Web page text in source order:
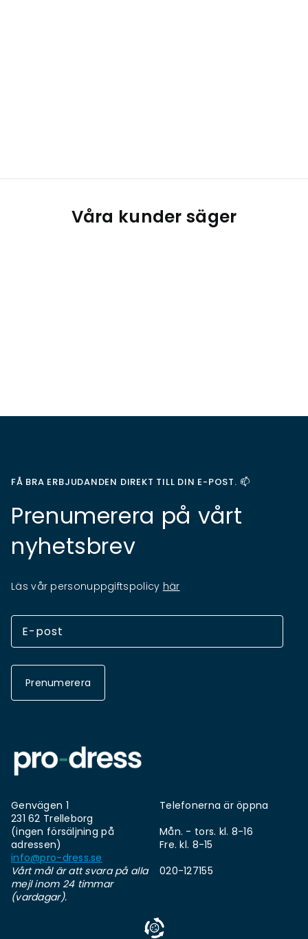
Våra kunder säger
FÅ BRA ERBJUDANDEN DIREKT TILL DIN E-POST. 📫
Prenumerera på vårt
nyhetsbrev
Läs vår personuppgiftspolicy här
Prenumerera
Genvägen 1
231 62 Trelleborg
(ingen försäljning på
adressen)
info@pro-dress.se
Vårt mål är att svara på alla
mejl inom 24 timmar
(vardagar).
Telefonerna är öppna
Mån. - tors. kl. 8-16
Fre. kl. 8-15
020-127155